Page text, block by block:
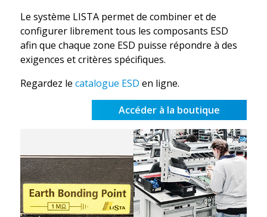
Le système LISTA permet de combiner et de
configurer librement tous les composants ESD
afin que chaque zone ESD puisse répondre à des
exigences et critères spécifiques.
Regardez le catalogue ESD en ligne.
Accéder à la boutique